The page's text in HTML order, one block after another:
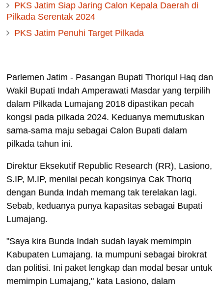
PKS Jatim Siap Jaring Calon Kepala Daerah di
Pilkada Serentak 2024
PKS Jatim Penuhi Target Pilkada
Parlemen Jatim - Pasangan Bupati Thoriqul Haq dan
Wakil Bupati Indah Amperawati Masdar yang terpilih
dalam Pilkada Lumajang 2018 dipastikan pecah
kongsi pada pilkada 2024. Keduanya memutuskan
sama-sama maju sebagai Calon Bupati dalam
pilkada tahun ini.
Direktur Eksekutif Republic Research (RR), Lasiono,
S.IP, M.IP, menilai pecah kongsinya Cak Thoriq
dengan Bunda Indah memang tak terelakan lagi.
Sebab, keduanya punya kapasitas sebagai Bupati
Lumajang.
"Saya kira Bunda Indah sudah layak memimpin
Kabupaten Lumajang. Ia mumpuni sebagai birokrat
dan politisi. Ini paket lengkap dan modal besar untuk
memimpin Lumajang," kata Lasiono, dalam